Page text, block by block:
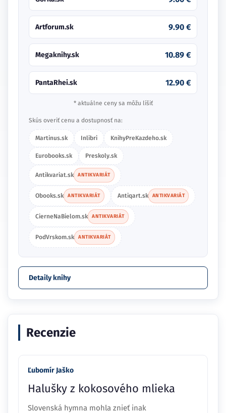
Artforum.sk 9.90 €
Megaknihy.sk 10.89 €
PantaRhei.sk 12.90 €
* aktuálne ceny sa môžu líšiť
Skús overiť cenu a dostupnosť na:
Martinus.sk Inlibri KnihyPreKazdeho.sk
Eurobooks.sk Preskoly.sk
Antikvariat.sk ANTIKVARIÁT
Obooks.sk ANTIKVARIÁT Antiqart.sk ANTIKVARIÁT
CierneNaBielom.sk ANTIKVARIÁT
PodVrskom.sk ANTIKVARIÁT
Detaily knihy
Recenzie
Ľubomír Jaško
Halušky z kokosového mlieka
Slovenská hymna mohla znieť inak